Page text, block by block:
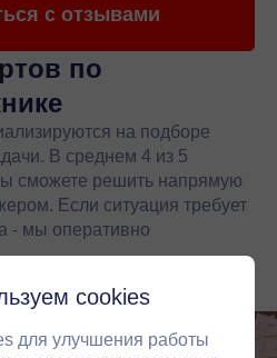
с отзывами
по
на подборе
В среднем 4 из 5
сможете решить напрямую
Если ситуация требует
- мы оперативно
cookies
для улучшения работы